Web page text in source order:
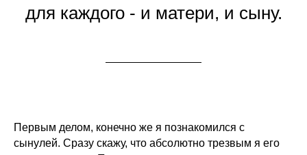
для каждого - и матери, и сыну.
Первым делом, конечно же я познакомился с
сынулей. Сразу скажу, что абсолютно трезвым я его